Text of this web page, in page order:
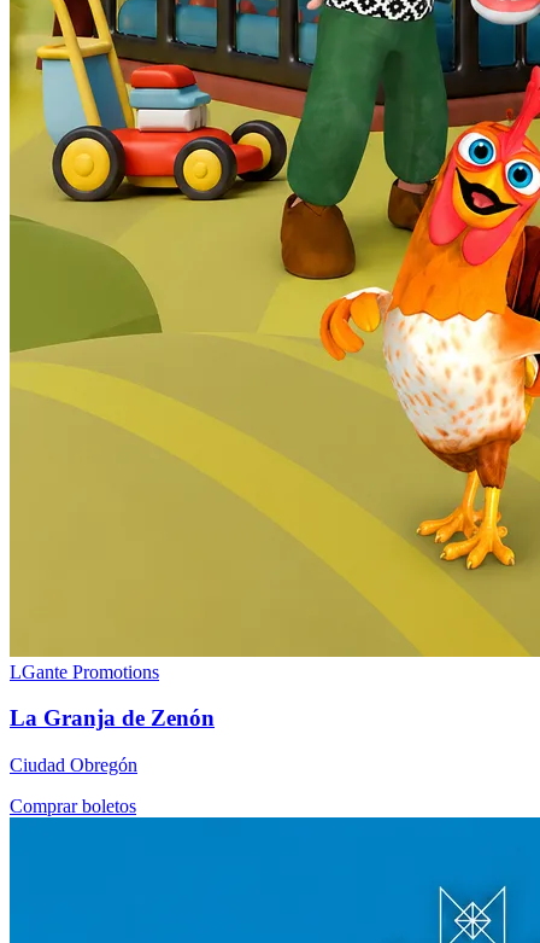
LGante Promotions
La Granja de Zenón
Ciudad Obregón
Comprar boletos